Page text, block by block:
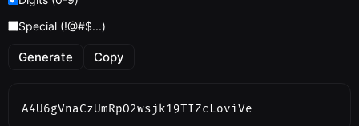
Special (!@#$...)
Generate Copy
A4U6gVnaCzUmRpO2wsjk19TIZcLoviVe